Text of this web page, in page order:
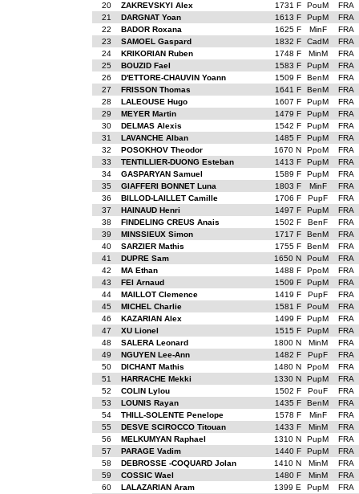
20
ZAKREVSKYI Alex 1731 F PouM
FRA
21
DARGNAT Yoan 1613 F PupM
FRA
22
BADOR Roxana 1625 F MinF
FRA
23
SAMOEL Gaspard 1832 F CadM
FRA
24
KRIKORIAN Ruben 1748 F MinM
FRA
25
BOUZID Fael 1583 F PupM
FRA
26
D'ETTORE-CHAUVIN Yoann 1509 F BenM
FRA
27
FRISSON Thomas 1641 F BenM
FRA
28
LALEOUSE Hugo 1607 F PupM
FRA
29
MEYER Martin 1479 F PupM
FRA
30
DELMAS Alexis 1542 F PupM
FRA
31
LAVANCHE Alban 1485 F PupM
FRA
32
POSOKHOV Theodor 1670 N PpoM
FRA
33
TENTILLIER-DUONG Esteban 1413 F PupM
FRA
34
GASPARYAN Samuel 1589 F PupM
FRA
35
GIAFFERI BONNET Luna 1803 F MinF
FRA
36
BILLOD-LAILLET Camille 1706 F PupF
FRA
37
HAINAUD Henri 1497 F PupM
FRA
38
FINDELING CREUS Anais 1502 F BenF
FRA
39
MINSSIEUX Simon 1717 F BenM
FRA
40
SARZIER Mathis 1755 F BenM
FRA
41
DUPRE Sam 1650 N PouM
FRA
42
MA Ethan 1488 F PpoM
FRA
43
FEI Arnaud 1509 F PupM
FRA
44
MAILLOT Clemence 1419 F PupF
FRA
45
MICHEL Charlie 1581 F PouM
FRA
46
KAZARIAN Alex 1499 F PupM
FRA
47
XU Lionel 1515 F PupM
FRA
48
SALERA Leonard 1800 N MinM
FRA
49
NGUYEN Lee-Ann 1482 F PupF
FRA
50
DICHANT Mathis 1480 N PpoM
FRA
51
HARRACHE Mekki 1330 N PupM
FRA
52
COLIN Lylou 1502 F PouF
FRA
53
LOUNIS Rayan 1435 F BenM
FRA
54
THILL-SOLENTE Penelope 1578 F MinF
FRA
55
DESVE SCIROCCO Titouan 1433 F MinM
FRA
56
MELKUMYAN Raphael 1310 N PupM
FRA
57
PARAGE Vadim 1440 F PupM
FRA
58
DEBROSSE -COQUARD Jolan 1410 N MinM
FRA
59
COSSIC Wael 1480 F MinM
FRA
60
LALAZARIAN Aram 1399 E PupM
FRA